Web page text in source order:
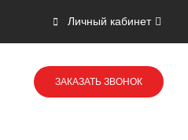
Личный кабинет
ЗАКАЗАТЬ ЗВОНОК